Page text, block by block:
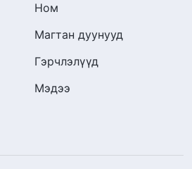
Ном
Магтан дуунууд
Гэрчлэлүүд
Мэдээ